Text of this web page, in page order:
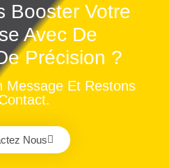
Booster Votre
Avec De
Précision ?
Message Et Restons
Nous